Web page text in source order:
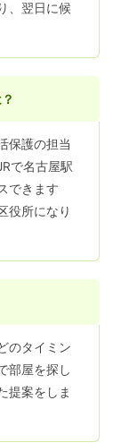
、翌日に候
保護の担当
で名古屋駅
できます
役所になり
のタイミン
部屋を探し
提案をしま